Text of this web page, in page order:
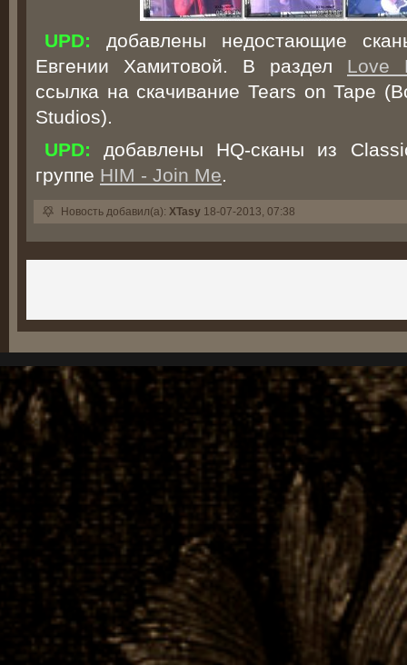
UPD: добавлены недостающие
Евгении Хамитовой. В раздел Love
ссылка на скачивание Tears on Tape
Studios).
UPD: добавлены HQ-сканы из
группе HIM - Join Me.
Новость добавил(а): XTasy 18-07-2013, 07:38